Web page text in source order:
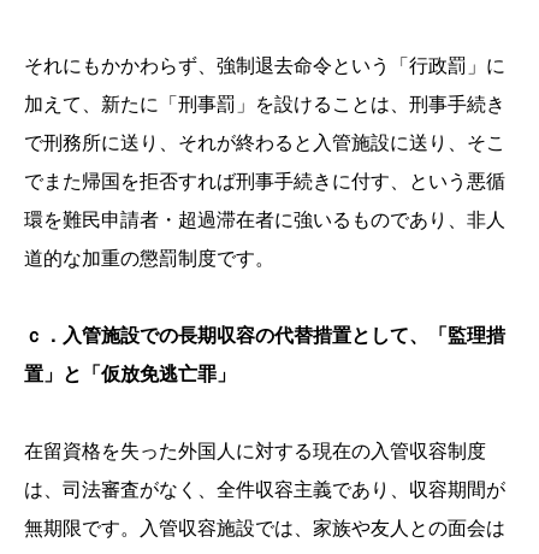
それにもかかわらず、強制退去命令という「行政罰」に
加えて、新たに「刑事罰」を設けることは、刑事手続き
で刑務所に送り、それが終わると入管施設に送り、そこ
でまた帰国を拒否すれば刑事手続きに付す、という悪循
環を難民申請者・超過滞在者に強いるものであり、非人
道的な加重の懲罰制度です。
ｃ．入管施設での長期収容の代替措置として、「監理措
置」と「仮放免逃亡罪」
在留資格を失った外国人に対する現在の入管収容制度
は、司法審査がなく、全件収容主義であり、収容期間が
無期限です。入管収容施設では、家族や友人との面会は